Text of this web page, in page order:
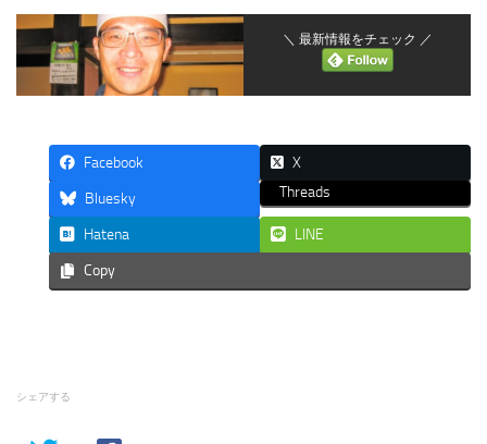
＼ 最新情報をチェック ／
Facebook X
Bluesky Threads
Hatena LINE
Copy
シェアする